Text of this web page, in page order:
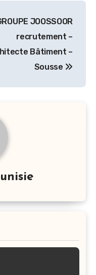
JOOSSOOR
recrutement –
Bâtiment –
Sousse